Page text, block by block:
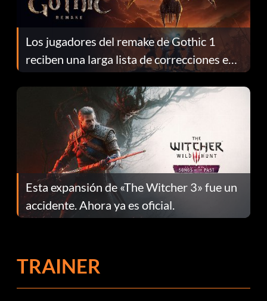
Los jugadores del remake de Gothic 1
reciben una larga lista de correcciones en
el parche 1.0.4
Esta expansión de «The Witcher 3» fue un
accidente. Ahora ya es oficial.
TRAINER